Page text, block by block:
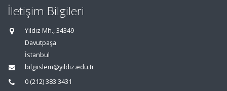
İletişim Bilgileri
Yıldız Mh., 34349
Davutpaşa
İstanbul
bilgiislem@yildiz.edu.tr
0 (212) 383 3431